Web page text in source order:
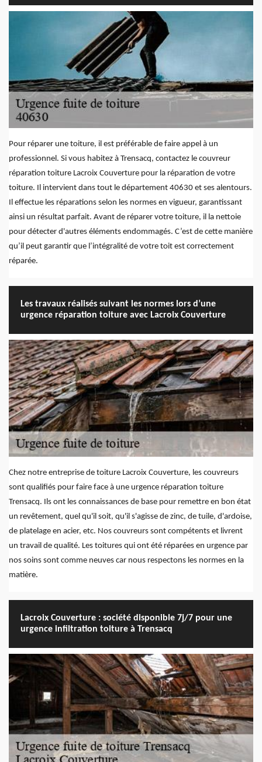
Pour réparer une toiture, il est préférable de faire appel à un
professionnel. Si vous habitez à Trensacq, contactez le couvreur
réparation toiture Lacroix Couverture pour la réparation de votre
toiture. Il intervient dans tout le département 40630 et ses alentours.
Il effectue les réparations selon les normes en vigueur, garantissant
ainsi un résultat parfait. Avant de réparer votre toiture, il la nettoie
pour détecter d'autres éléments endommagés. C’est de cette manière
qu’il peut garantir que l’intégralité de votre toit est correctement
réparée.
Les travaux réalisés suivant les normes lors d’une
urgence réparation toiture avec Lacroix Couverture
Chez notre entreprise de toiture Lacroix Couverture, les couvreurs
sont qualifiés pour faire face à une urgence réparation toiture
Trensacq. Ils ont les connaissances de base pour remettre en bon état
un revêtement, quel qu'il soit, qu'il s'agisse de zinc, de tuile, d'ardoise,
de platelage en acier, etc. Nos couvreurs sont compétents et livrent
un travail de qualité. Les toitures qui ont été réparées en urgence par
nos soins sont comme neuves car nous respectons les normes en la
matière.
Lacroix Couverture : société disponible 7j/7 pour une
urgence infiltration toiture à Trensacq